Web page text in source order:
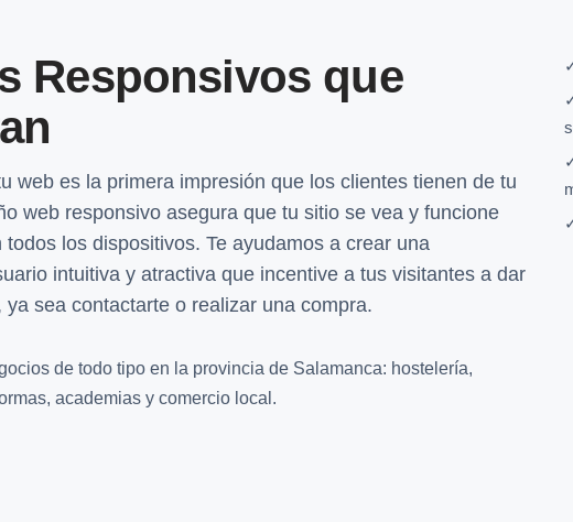
Responsivos que
web es la primera impresión que los clientes tienen de tu
web responsivo asegura que tu sitio se vea y funcione
todos los dispositivos. Te ayudamos a crear una
intuitiva y atractiva que incentive a tus visitantes a dar
ya sea contactarte o realizar una compra.
de todo tipo en la provincia de Salamanca: hostelería,
academias y comercio local.